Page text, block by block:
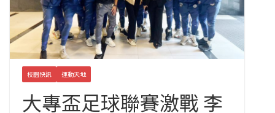
校園快訊 運動天地
大專盃足球聯賽激戰 李